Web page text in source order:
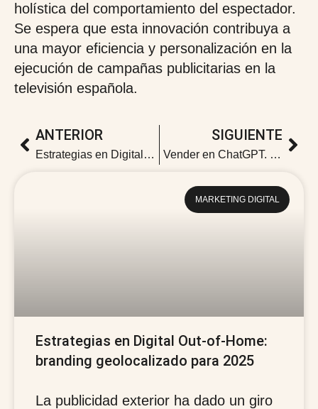
holística del comportamiento del espectador.
Se espera que esta innovación contribuya a
una mayor eficiencia y personalización en la
ejecución de campañas publicitarias en la
televisión española.
ANTERIOR
Estrategias en Digital Out-of-Home: branding geolocalizado para 2025
SIGUIENTE
Vender en ChatGPT. La revolución del instan check out
MARKETING DIGITAL
Estrategias en Digital Out-of-Home:
branding geolocalizado para 2025
La publicidad exterior ha dado un giro